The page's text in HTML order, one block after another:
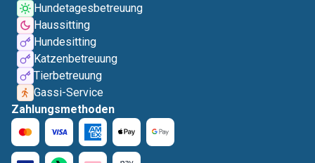
Hundetagesbetreuung
Haussitting
Hundesitting
Katzenbetreuung
Tierbetreuung
Gassi-Service
Zahlungsmethoden